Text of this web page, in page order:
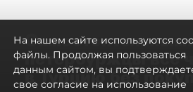
Самостоятельными
петербуржцы всё
в Турцию без
На нашем сайте используются
файлы. Продолжая пользоваться
данным сайтом, вы
свое согласие на использование